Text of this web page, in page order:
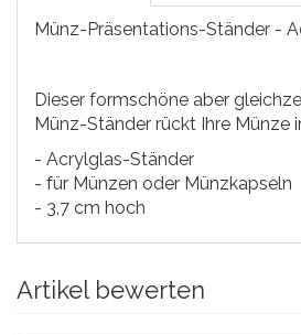
Münz-Präsentations-Ständer -
Dieser formschöne aber
Münz-Ständer rückt Ihre Münze
- Acrylglas-Ständer
- für Münzen oder Münzkapseln
- 3,7 cm hoch
Artikel bewerten